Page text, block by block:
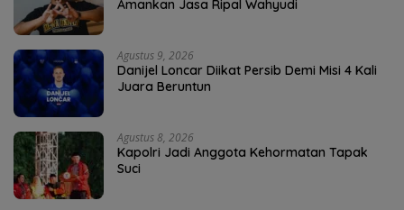
Amankan Jasa Ripal Wahyudi
Agustus 9, 2026
Danijel Loncar Diikat Persib Demi Misi 4 Kali
Juara Beruntun
Agustus 8, 2026
Kapolri Jadi Anggota Kehormatan Tapak
Suci